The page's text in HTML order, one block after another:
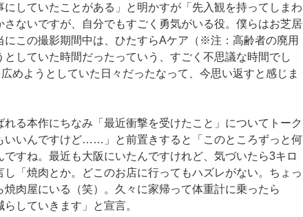
していたことがある」と明かすが「先入観を持ってしまわ
ないですが、自分でもすごく勇気がいる役。僕らはお芝居
にこの撮影期間中は、ひたすらAケア（※注：高齢者の廃用
していた時間だったっていう、すごく不思議な時間でし
めようとしていた日々だったなって、今思い返すと感じま
る本作にちなみ「最近衝撃を受けたこと」についてトーク
いいんですけど……」と前置きすると「このところずっと何
すね。最近も大阪にいたんですけれど、気づいたら3キロ
「焼肉とか。どこのお店に行ってもハズレがない。ちょっ
肉屋にいる（笑）。久々に家帰って体重計に乗ったら
していきます」と宣言。